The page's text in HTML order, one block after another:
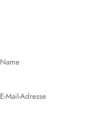
Name
E-Mail-Adresse